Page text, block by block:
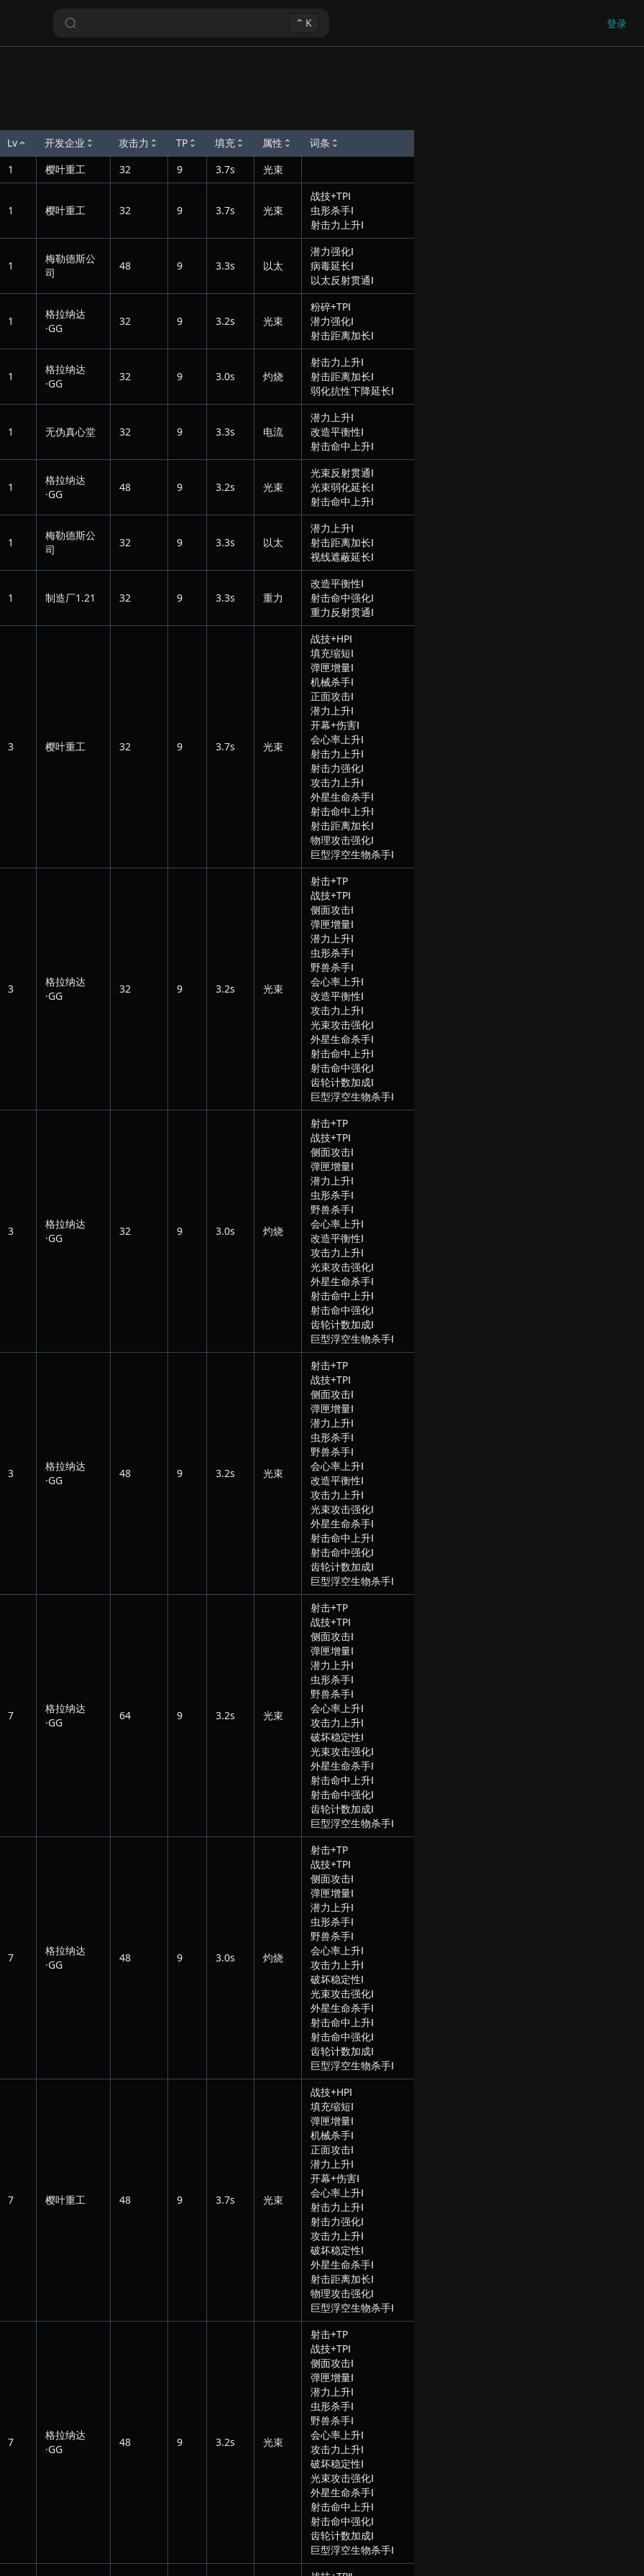
⌃ K 登录
Lv 开发企业 攻击力 TP 填充 属性
词条
1 樱叶重工 32 9 3.7s 光束
1 樱叶重工 32 9 3.7s 光束
战技+TPⅠ
虫形杀手Ⅰ
射击力上升Ⅰ
1
梅勒德斯公
司
48 9 3.3s 以太
潜力强化Ⅰ
病毒延长Ⅰ
以太反射贯通Ⅰ
1
格拉纳达
·GG
32 9 3.2s 光束
粉碎+TPⅠ
潜力强化Ⅰ
射击距离加长Ⅰ
1
格拉纳达
·GG
32 9 3.0s 灼烧
射击力上升Ⅰ
射击距离加长Ⅰ
弱化抗性下降延长Ⅰ
1 无伪真心堂 32 9 3.3s 电流
潜力上升Ⅰ
改造平衡性Ⅰ
射击命中上升Ⅰ
1
格拉纳达
·GG
48 9 3.2s 光束
光束反射贯通Ⅰ
光束弱化延长Ⅰ
射击命中上升Ⅰ
1
梅勒德斯公
司
32 9 3.3s 以太
潜力上升Ⅰ
射击距离加长Ⅰ
视线遮蔽延长Ⅰ
1 制造厂1.21 32 9 3.3s 重力
改造平衡性Ⅰ
射击命中强化Ⅰ
重力反射贯通Ⅰ
3 樱叶重工 32 9 3.7s 光束
战技+HPⅠ
填充缩短Ⅰ
弹匣增量Ⅰ
机械杀手Ⅰ
正面攻击Ⅰ
潜力上升Ⅰ
开幕+伤害Ⅰ
会心率上升Ⅰ
射击力上升Ⅰ
射击力强化Ⅰ
攻击力上升Ⅰ
外星生命杀手Ⅰ
射击命中上升Ⅰ
射击距离加长Ⅰ
物理攻击强化Ⅰ
巨型浮空生物杀手Ⅰ
3
格拉纳达
·GG
32 9 3.2s 光束
射击+TP
战技+TPⅠ
侧面攻击Ⅰ
弹匣增量Ⅰ
潜力上升Ⅰ
虫形杀手Ⅰ
野兽杀手Ⅰ
会心率上升Ⅰ
改造平衡性Ⅰ
攻击力上升Ⅰ
光束攻击强化Ⅰ
外星生命杀手Ⅰ
射击命中上升Ⅰ
射击命中强化Ⅰ
齿轮计数加成Ⅰ
巨型浮空生物杀手Ⅰ
3
格拉纳达
·GG
32 9 3.0s 灼烧
射击+TP
战技+TPⅠ
侧面攻击Ⅰ
弹匣增量Ⅰ
潜力上升Ⅰ
虫形杀手Ⅰ
野兽杀手Ⅰ
会心率上升Ⅰ
改造平衡性Ⅰ
攻击力上升Ⅰ
光束攻击强化Ⅰ
外星生命杀手Ⅰ
射击命中上升Ⅰ
射击命中强化Ⅰ
齿轮计数加成Ⅰ
巨型浮空生物杀手Ⅰ
3
格拉纳达
·GG
48 9 3.2s 光束
射击+TP
战技+TPⅠ
侧面攻击Ⅰ
弹匣增量Ⅰ
潜力上升Ⅰ
虫形杀手Ⅰ
野兽杀手Ⅰ
会心率上升Ⅰ
改造平衡性Ⅰ
攻击力上升Ⅰ
光束攻击强化Ⅰ
外星生命杀手Ⅰ
射击命中上升Ⅰ
射击命中强化Ⅰ
齿轮计数加成Ⅰ
巨型浮空生物杀手Ⅰ
7
格拉纳达
·GG
64 9 3.2s 光束
射击+TP
战技+TPⅠ
侧面攻击Ⅰ
弹匣增量Ⅰ
潜力上升Ⅰ
虫形杀手Ⅰ
野兽杀手Ⅰ
会心率上升Ⅰ
攻击力上升Ⅰ
破坏稳定性Ⅰ
光束攻击强化Ⅰ
外星生命杀手Ⅰ
射击命中上升Ⅰ
射击命中强化Ⅰ
齿轮计数加成Ⅰ
巨型浮空生物杀手Ⅰ
7
格拉纳达
·GG
48 9 3.0s 灼烧
射击+TP
战技+TPⅠ
侧面攻击Ⅰ
弹匣增量Ⅰ
潜力上升Ⅰ
虫形杀手Ⅰ
野兽杀手Ⅰ
会心率上升Ⅰ
攻击力上升Ⅰ
破坏稳定性Ⅰ
光束攻击强化Ⅰ
外星生命杀手Ⅰ
射击命中上升Ⅰ
射击命中强化Ⅰ
齿轮计数加成Ⅰ
巨型浮空生物杀手Ⅰ
7 樱叶重工 48 9 3.7s 光束
战技+HPⅠ
填充缩短Ⅰ
弹匣增量Ⅰ
机械杀手Ⅰ
正面攻击Ⅰ
潜力上升Ⅰ
开幕+伤害Ⅰ
会心率上升Ⅰ
射击力上升Ⅰ
射击力强化Ⅰ
攻击力上升Ⅰ
破坏稳定性Ⅰ
外星生命杀手Ⅰ
射击距离加长Ⅰ
物理攻击强化Ⅰ
巨型浮空生物杀手Ⅰ
7
格拉纳达
·GG
48 9 3.2s 光束
射击+TP
战技+TPⅠ
侧面攻击Ⅰ
弹匣增量Ⅰ
潜力上升Ⅰ
虫形杀手Ⅰ
野兽杀手Ⅰ
会心率上升Ⅰ
攻击力上升Ⅰ
破坏稳定性Ⅰ
光束攻击强化Ⅰ
外星生命杀手Ⅰ
射击命中上升Ⅰ
射击命中强化Ⅰ
齿轮计数加成Ⅰ
巨型浮空生物杀手Ⅰ